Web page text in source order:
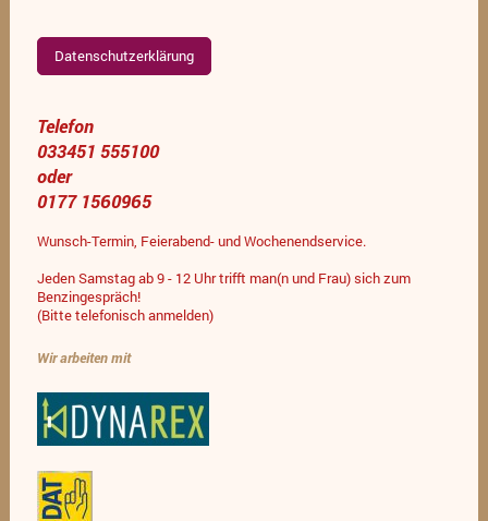
Datenschutzerklärung
Telefon
033451 555100
oder
0177 1560965
Wunsch-Termin, Feierabend- und Wochenendservice.
Jeden Samstag ab 9 - 12 Uhr trifft man(n und Frau) sich zum
Benzingespräch!
(Bitte telefonisch anmelden)
Wir arbeiten mit